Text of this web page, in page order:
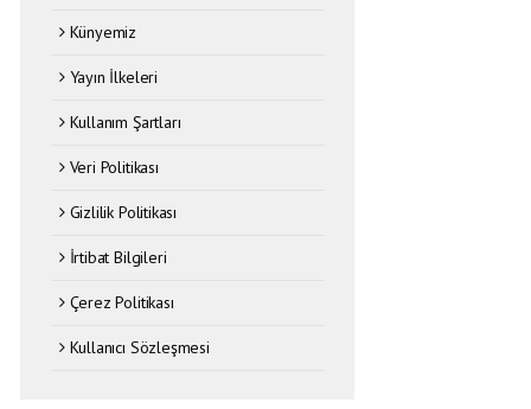
Künyemiz
Yayın İlkeleri
Kullanım Şartları
Veri Politikası
Gizlilik Politikası
İrtibat Bilgileri
Çerez Politikası
Kullanıcı Sözleşmesi